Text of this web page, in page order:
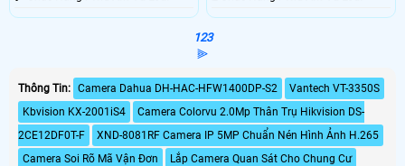
123
⫸
Thông Tin: Camera Dahua DH-HAC-HFW1400DP-S2
Vantech VT-3350S
Kbvision KX-2001iS4
Camera Colorvu 2.0Mp Thân Trụ Hikvision DS-
2CE12DF0T-F
XND-8081RF Camera IP 5MP Chuẩn Nén Hình Ảnh H.265
Camera Soi Rõ Mã Vận Đơn
Lắp Camera Quan Sát Cho Chung Cư